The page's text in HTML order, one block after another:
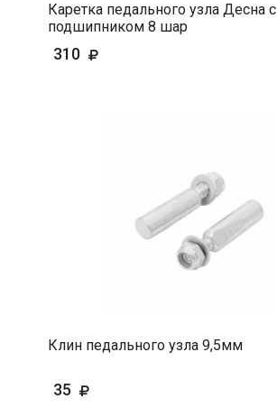
Каретка педального узла Десна с
подшипником 8 шар
310
Клин педального узла 9,5мм
35